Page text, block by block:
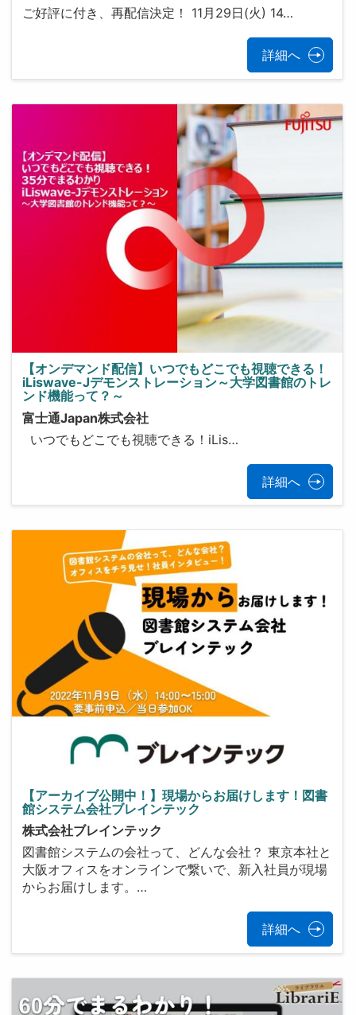
ご好評に付き、再配信決定！ 11月29日(火) 14…
詳細へ
【オンデマンド配信】いつでもどこでも視聴できる！
iLiswave-Jデモンストレーション～大学図書館のトレ
ンド機能って？～
富士通Japan株式会社
いつでもどこでも視聴できる！iLis…
詳細へ
【アーカイブ公開中！】現場からお届けします！図書
館システム会社ブレインテック
株式会社ブレインテック
図書館システムの会社って、どんな会社？ 東京本社と
大阪オフィスをオンラインで繋いで、新入社員が現場
からお届けします。…
詳細へ